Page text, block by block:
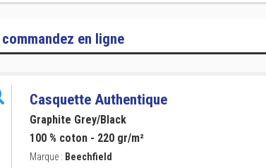
en ligne
Casquette Authentique
Graphite Grey/Black
100 % coton - 220 gr/m²
Marque : Beechfield